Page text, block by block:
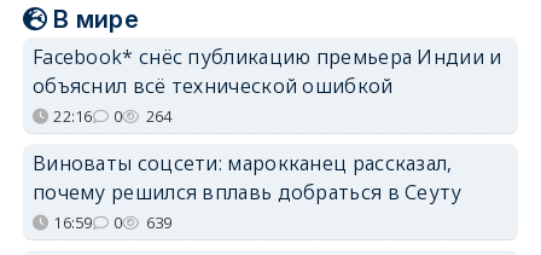
В мире
Facebook* снёс публикацию премьера Индии и
объяснил всё технической ошибкой
22:16 0 264
Виноваты соцсети: марокканец рассказал,
почему решился вплавь добраться в Сеуту
16:59 0 639